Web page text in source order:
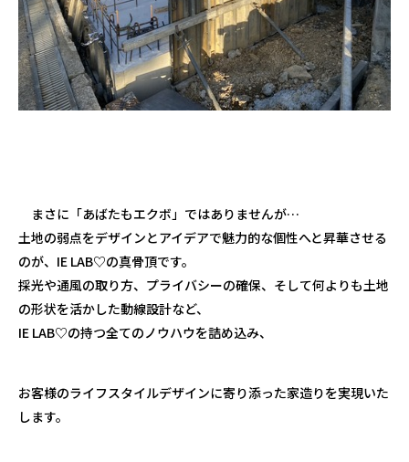
まさに「あばたもエクボ」ではありませんが…
土地の弱点をデザインとアイデアで魅力的な個性へと昇華させる
のが、 IE LAB♡の真骨頂です。
採光や通風の取り方、プライバシーの確保、そして何よりも土地
の形状を活かした動線設計など、
IE LAB♡の持つ全てのノウハウを詰め込み、
お客様のライフスタイルデザインに寄り添った家造りを実現いた
します。